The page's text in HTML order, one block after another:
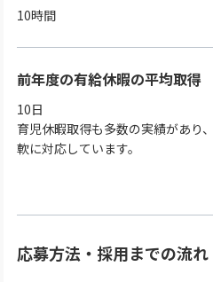
10時間
前年度の有給休暇の平均取得
10日
育児休暇取得も多数の実績があり
軟に対応しています。
応募方法・採用までの流れ